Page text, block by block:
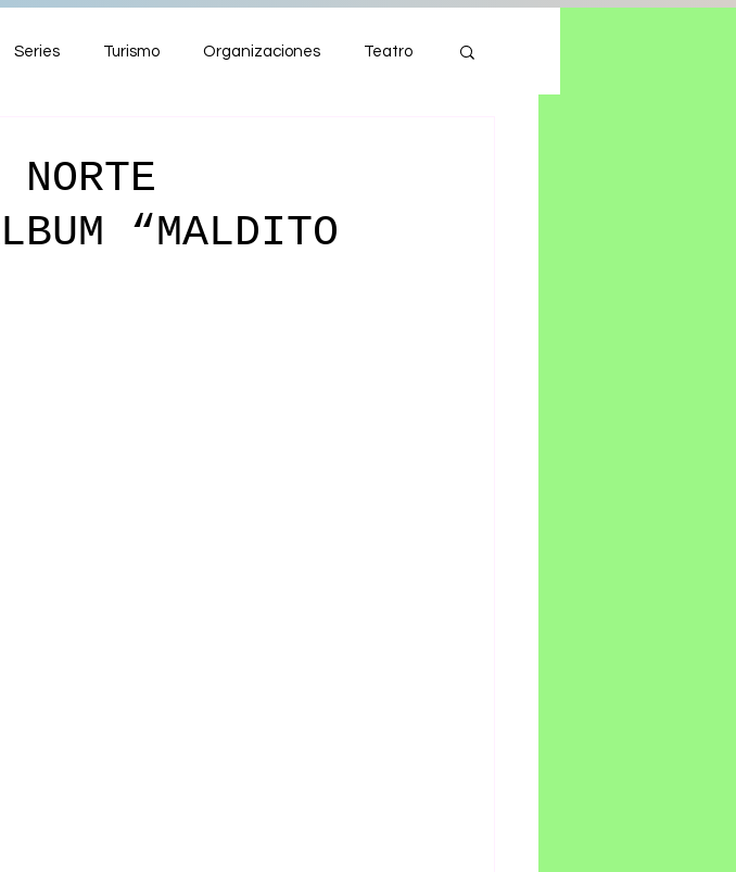
Series Turismo Organizaciones Teatro
“MALDITO